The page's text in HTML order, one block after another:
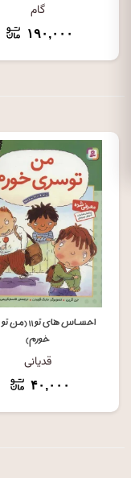
گام
۱۹۰,۰۰۰
احساس های تو
خورم)
قدیانی
۴۰,۰۰۰